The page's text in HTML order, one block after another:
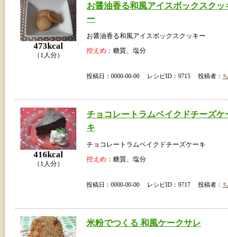
473kcal
（1人分）
お醤油香る和風アイスボックスクッ
ー
お醤油香る和風アイスボックスクッキー
控えめ： 糖質、塩分
投稿日：0000-00-00 レシピID：9715 投稿者：
416kcal
（1人分）
チョコレートラムベイクドチーズケ
キ
チョコレートラムベイクドチーズケーキ
控えめ： 糖質、塩分
投稿日：0000-00-00 レシピID：9717 投稿者：
米粉でつくる 和風ケークサレ